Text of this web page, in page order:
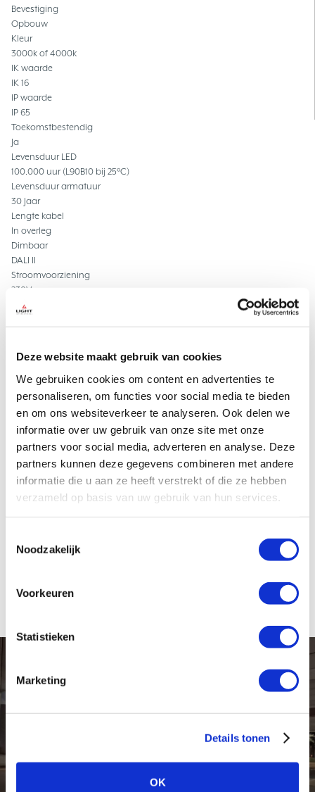
Deze website maakt gebruik van cookies
We gebruiken cookies om content en advertenties te
personaliseren, om functies voor social media te bieden
en om ons websiteverkeer te analyseren. Ook delen we
informatie over uw gebruik van onze site met onze
partners voor social media, adverteren en analyse. Deze
partners kunnen deze gegevens combineren met andere
informatie die u aan ze heeft verstrekt of die ze hebben
verzameld op basis van uw gebruik van hun services.
Noodzakelijk
Voorkeuren
Statistieken
Marketing
Details tonen
OK
Bevestiging
Opbouw
Kleur
3000k of 4000k
IK waarde
IK 16
IP waarde
IP 65
Toekomstbestendig
Ja
Levensduur LED
100.000 uur (L90B10 bij 25°C)
Levensduur armatuur
30 Jaar
Lengte kabel
In overleg
Dimbaar
DALI II
Stroomvoorziening
230V
Vrijblijvende offerte
Geïnteresseerd in dit product van LIGHT International? We maken
graag een offerte voor u op. Uiteraard is deze offertegeheel
en zit u nergens aan vast.
Offerte aanvragen
Project